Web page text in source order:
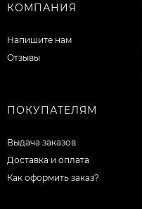
КОМПАНИЯ
Напишите нам
Отзывы
ПОКУПАТЕЛЯМ
Выдача заказов
Доставка и оплата
Как оформить заказ?